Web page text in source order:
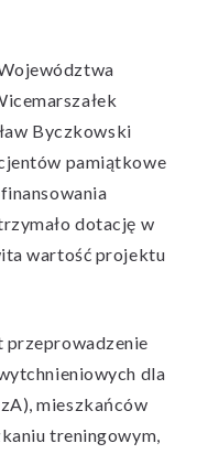
Byczkowski
pamiątkowe
dotację w
wartość projektu
przeprowadzenie
dla
mieszkańców
treningowym,